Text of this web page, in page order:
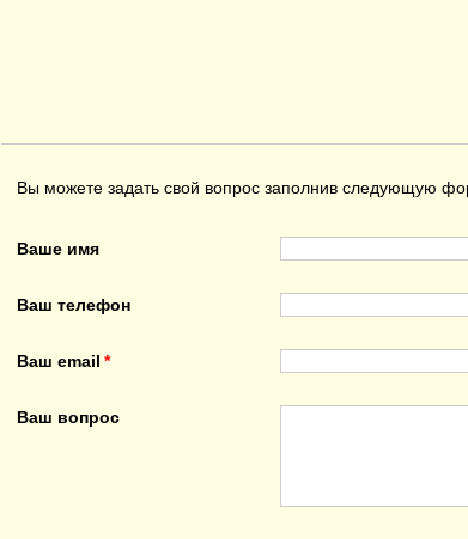
Вы можете задать свой вопрос заполнив следующую
Ваше имя
Ваш телефон
Ваш email
Ваш вопрос